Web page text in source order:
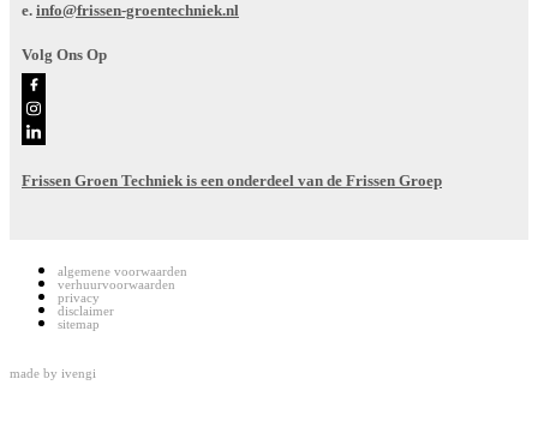
e. info@frissen-groentechniek.nl
Volg Ons Op
Frissen Groen Techniek is een onderdeel van de Frissen Groep
algemene voorwaarden
verhuurvoorwaarden
privacy
disclaimer
sitemap
made by ivengi